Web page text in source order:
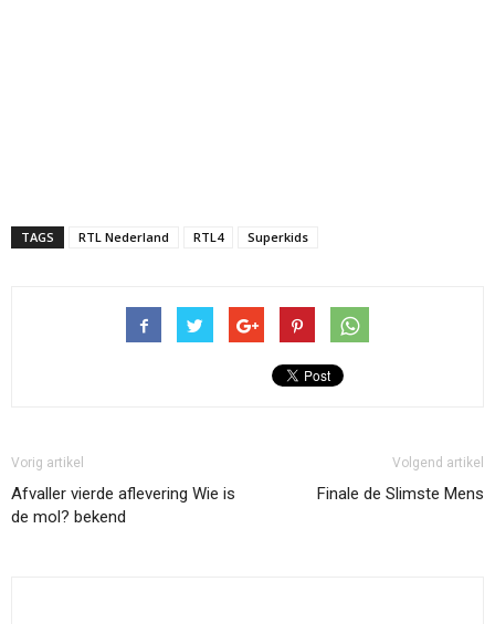
TAGS RTL Nederland RTL4 Superkids
Vorig artikel
Afvaller vierde aflevering Wie is
de mol? bekend
Volgend artikel
Finale de Slimste Mens